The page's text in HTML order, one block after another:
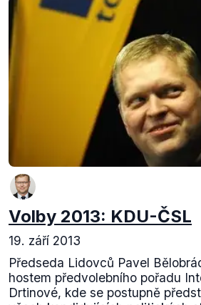
Volby 2013: KDU-ČSL
19. září 2013
Předseda Lidovců Pavel
hostem předvolebního pořadu
Drtinové, kde se postupně